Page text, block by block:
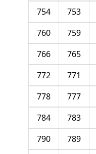
753
754
759
760
765
766
771
772
777
778
783
784
789
790